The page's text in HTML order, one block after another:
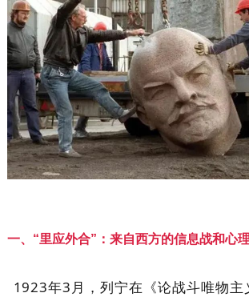
一、“里应外合”：来自西方的信息战和心
1923年3月，列宁在《论战斗唯物主